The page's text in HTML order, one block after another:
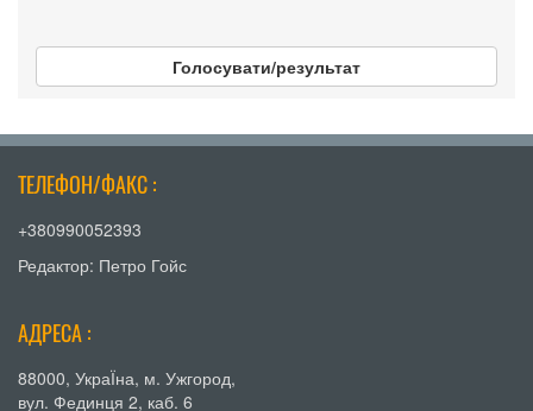
Голосувати/результат
ТЕЛЕФОН/ФАКС :
+380990052393
Редактор: Петро Гойс
АДРЕСА :
88000, УкраЇна, м. Ужгород,
вул. Фединця 2, каб. 6